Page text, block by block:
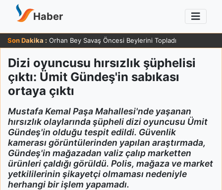
Haber
Son Dakika : Orhan Bey Savaş Öncesi Beylerini Topladı
Dizi oyuncusu hırsızlık şüphelisi
çıktı: Ümit Gündeş'in sabıkası
ortaya çıktı
Mustafa Kemal Paşa Mahallesi'nde yaşanan
hırsızlık olaylarında şüpheli dizi oyuncusu Ümit
Gündeş'in olduğu tespit edildi. Güvenlik
kamerası görüntülerinden yapılan araştırmada,
Gündeş'in mağazadan valiz çalıp marketten
ürünleri çaldığı görüldü. Polis, mağaza ve market
yetkililerinin şikayetçi olmaması nedeniyle
herhangi bir işlem yapamadı.